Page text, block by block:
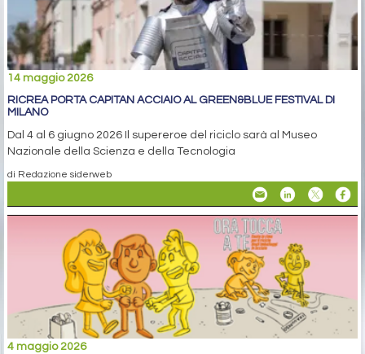
14 maggio 2026
RICREA PORTA CAPITAN ACCIAIO AL GREEN&BLUE FESTIVAL DI
MILANO
Dal 4 al 6 giugno 2026 Il supereroe del riciclo sarà al Museo
Nazionale della Scienza e della Tecnologia
di Redazione siderweb
4 maggio 2026